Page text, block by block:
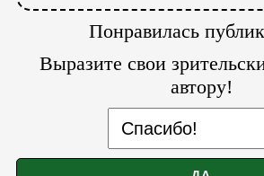
Понравилась
Выразите свои
автору!